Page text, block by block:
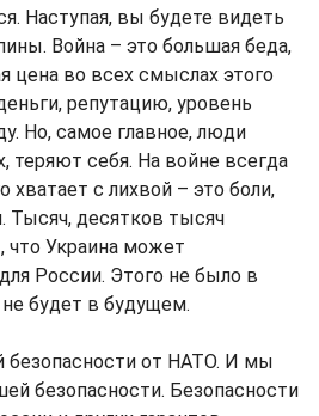
Наступая, вы будете видеть
Война – это большая беда,
цена во всех смыслах этого
репутацию, уровень
Но, самое главное, люди
теряют себя. На войне всегда
хватает с лихвой – это боли,
Тысяч, десятков тысяч
что Украина может
России. Этого не было в
будет в будущем.
безопасности от НАТО. И мы
безопасности. Безопасности